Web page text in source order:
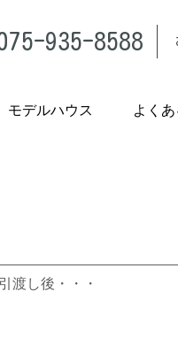
935-8588
モデルハウス よく
渡し後・・・